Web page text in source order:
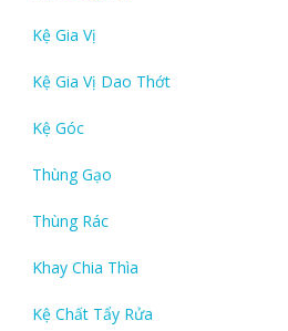
Kệ Gia Vị
Kệ Gia Vị Dao Thớt
Kệ Góc
Thùng Gạo
Thùng Rác
Khay Chia Thìa
Kệ Chất Tẩy Rửa